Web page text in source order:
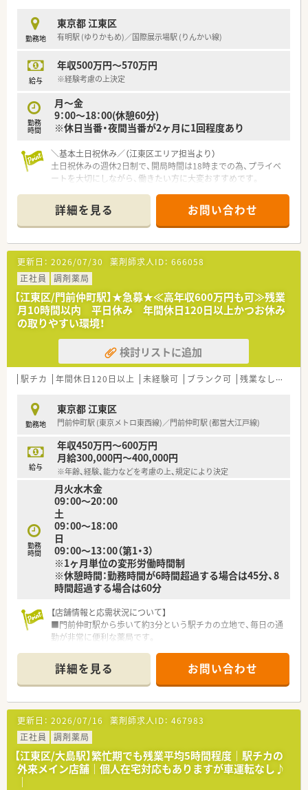
数・加算を得ておりますので、診療報酬改定にも耐えられる基盤
が整っております。
◎地に足をつけたペースで毎年出店を計画されており、着実に成
◎幅広い年齢層の薬剤師が活躍されており、20～60代まで幅広
い年齢層の薬剤師が活躍中です。毎年、学生実習も受け入れてお
多くなっています。一方でベテランの社員も多く、60代になって
も働ける環境が整っています（薬剤師平均年齢は45歳です）。
◎薬剤師の自由裁量性が高く、マニュアルや数字に縛られず、の
≪店舗特徴≫
◎耳鼻科, 消化器科をメインに応需しており、居宅在宅を対応し
◎最寄りから徒歩すぐの立地で通勤の負担が少なめです。
◎大通り沿いに面しているので、夜の帰宅時間も安心です
◎木曜日が定休日のため、プライベートの予定が立てやすいです
勤務地
東京都 江東区
有明駅 (ゆりかもめ)／国際展示場駅 (りんかい線)
給与
年収500万円～570万円
※経験考慮の上決定
勤務
時間
月～金
9：00～18：00(休憩60分)
※休日当番・夜間当番が2ヶ月に1回程度あり
＼基本土日祝休み／（江東区エリア担当より）
土日祝休みの週休2日制で、開局時間は18時までの為、プライベ
ートを大切にしながら、働きたい方に大変おすすめです。
【店舗情報と応需状況について】
■国際展示場駅および有明駅から徒歩1分という非常にアクセス
の良い好立地にて運営している便利な薬局です。
■総合科目をメインに1日あたり30枚～70枚程度の処方箋を応
需しており幅広い処方内容を経験できます。
■これまで総合病院の門前薬局で様々な処方箋に触れ幅広い知
識と経験を培ってこられた中堅の薬剤師が中心となり活躍中で
す。
【法人特徴について】
■全国に約100店舗を展開するチェーン薬局のグループであり新
規開局や事業買収を通じて毎年着実に成長しています。
■調剤薬局事業だけでなく医薬品販売や介護用品の販売および
リースなど医療福祉分野で幅広く事業を行っています。
■産前産後休暇や育児休暇の取得実績が豊富にありライフステ
力です。
【勤務実態について】
■平日は18時までの勤務となり、仕事終わりの時間を自分の趣
味や家族との団らんに有効活用できます。
■2か月に1度程度の頻度で夜間や休日の当番業務が発生いたし
ますが事前のシフト調整により無理なく対応できる体制です。
■近隣エリアにて複数店舗をドミナント展開しております。
詳細を見る お問い合わせ
更新日： 2026/07/30 薬剤師求人ID： 666058
正社員
調剤薬局
【江東区/門前仲町駅】★急募★≪高年収600万円も可≫残業
月10時間以内 平日休み 年間休日120日以上かつお休み
の取りやすい環境！
検討リストに追加
駅チカ 年間休日120日以上 未経験可 ブランク可 残業なし(ほぼなし含む)
勤務地
東京都 江東区
門前仲町駅 (東京メトロ東西線)／門前仲町駅 (都営大江戸線)
給与
年収450万円～600万円
月給300,000円～400,000円
※年齢、経験、能力などを考慮の上、規定により決定
勤務
時間
月火水木金
09：00～20：00
土
09：00～18：00
日
09：00～13：00（第1・3）
※1ヶ月単位の変形労働時間制
※休憩時間：勤務時間が6時間超過する場合は45分、8
時間超過する場合は60分
【店舗情報と応需状況について】
■門前仲町駅から歩いて約3分という駅チカの立地で、毎日の通
勤が非常に便利な薬局です。
枚の処方箋を応需します。
■薬剤師は正社員3名、事務スタッフは正社員3名という人員構
成で、協力し合える環境です。
【法人特徴について】
■東京都内と札幌市を中心に店舗を展開しており、転居を伴う異
動の心配がなく勤務できます。
■主に複合メディカルビルへの出店戦略で成長を続けており、医
師の開業支援も手掛けています。
■「個人は会社のために、会社は個人のために」という理念を掲
詳細を見る お問い合わせ
更新日： 2026/07/16 薬剤師求人ID： 467983
正社員
調剤薬局
【江東区/大島駅】繁忙期でも残業平均5時間程度｜駅チカの
外来メイン店舗｜個人在宅対応もありますが車運転なし♪
｜